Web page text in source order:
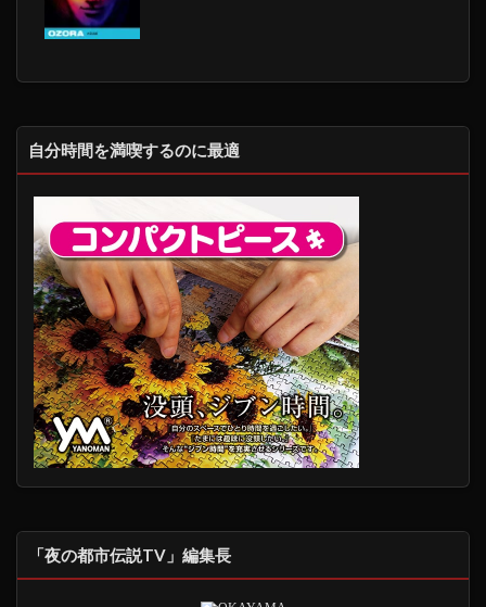
自分時間を満喫するのに最適
「夜の都市伝説TV」編集長